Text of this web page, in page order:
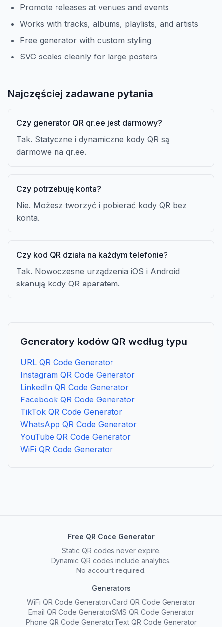
Promote releases at venues and events
Works with tracks, albums, playlists, and artists
Free generator with custom styling
SVG scales cleanly for large posters
Najczęściej zadawane pytania
Czy generator QR qr.ee jest darmowy?
Tak. Statyczne i dynamiczne kody QR są
darmowe na qr.ee.
Czy potrzebuję konta?
Nie. Możesz tworzyć i pobierać kody QR bez
konta.
Czy kod QR działa na każdym telefonie?
Tak. Nowoczesne urządzenia iOS i Android
skanują kody QR aparatem.
Generatory kodów QR według typu
URL QR Code Generator
Instagram QR Code Generator
LinkedIn QR Code Generator
Facebook QR Code Generator
TikTok QR Code Generator
WhatsApp QR Code Generator
YouTube QR Code Generator
WiFi QR Code Generator
Free QR Code Generator
Static QR codes never expire.
Dynamic QR codes include analytics.
No account required.
Generators
WiFi QR Code GeneratorvCard QR Code Generator
Email QR Code GeneratorSMS QR Code Generator
Phone QR Code GeneratorText QR Code Generator